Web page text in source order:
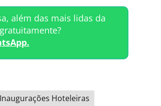
além das mais lidas da
Inaugurações Hoteleiras